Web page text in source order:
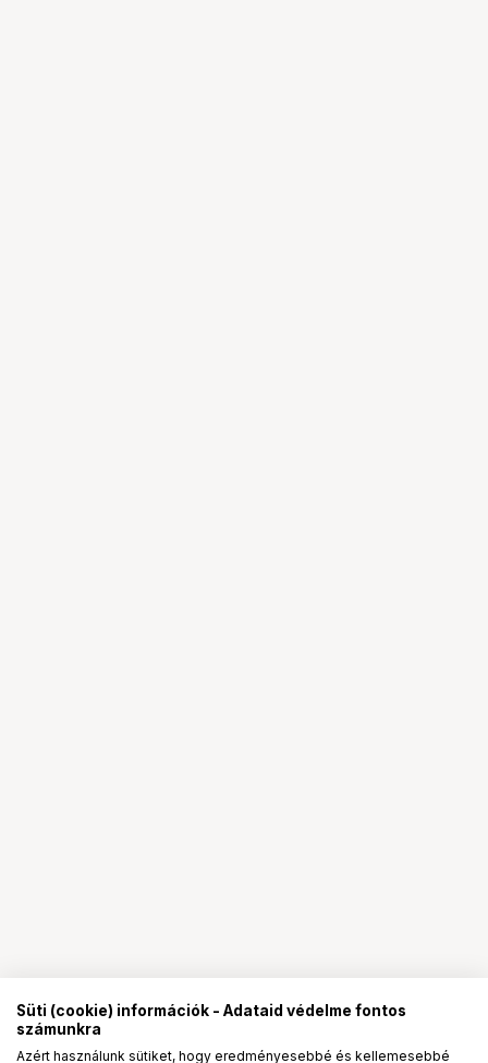
Süti (cookie) információk - Adataid védelme fontos
számunkra
Azért használunk sütiket, hogy eredményesebbé és kellemesebbé